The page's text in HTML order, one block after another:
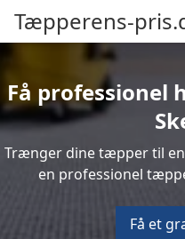
Tæpperens-
Få
Trænger dine tæpper til
en professionel
Få et